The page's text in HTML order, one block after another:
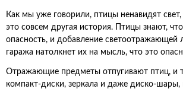
Как мы уже говорили, птицы ненавидят
это совсем другая история. Птицы знают,
опасность, и добавление светоотражающей
гаража натолкнет их на мысль, что это
Отражающие предметы отпугивают птиц, и
компакт-диски, зеркала и даже диско-